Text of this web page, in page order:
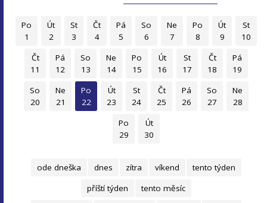
Po
1
Út
2
St
3
Čt
4
Pá
5
So
6
Ne
7
Po
8
Út
9
St
10
Čt
11
Pá
12
So
13
Ne
14
Po
15
Út
16
St
17
Čt
18
Pá
19
So
20
Ne
21
Po
22
Út
23
St
24
Čt
25
Pá
26
So
27
Ne
28
Po
29
Út
30
ode dneška dnes zítra víkend
tento týden
příští týden
tento měsíc